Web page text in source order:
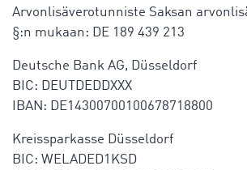
Arvonlisäverotunniste Saksan
§:n mukaan: DE 189 439 213
Deutsche Bank AG, Düsseldorf
BIC: DEUTDEDDXXX
IBAN: DE14300700100678718800
Kreissparkasse Düsseldorf
BIC: WELADED1KSD